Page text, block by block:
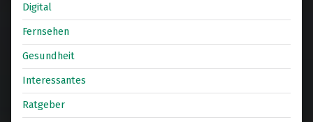
Digital
Fernsehen
Gesundheit
Interessantes
Ratgeber